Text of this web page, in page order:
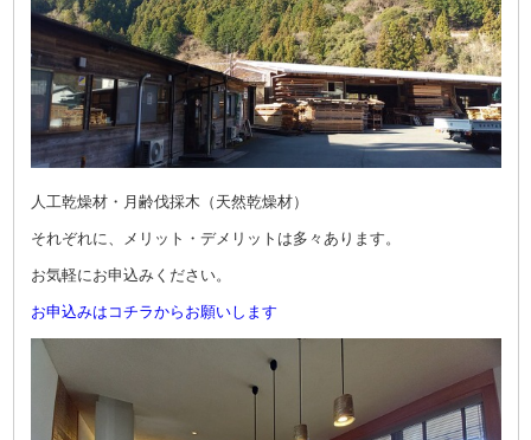
人工乾燥材・月齢伐採木（天然乾燥材）
それぞれに、メリット・デメリットは多々あります。
お気軽にお申込みください。
お申込みはコチラからお願いします